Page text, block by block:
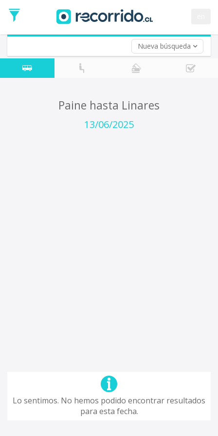
Nueva búsqueda
de
Ida
Vuelta (opcional)
Fecha
de
Paine hasta Linares
13/06/2025
Lo sentimos. No hemos podido encontrar resultados
para esta fecha.